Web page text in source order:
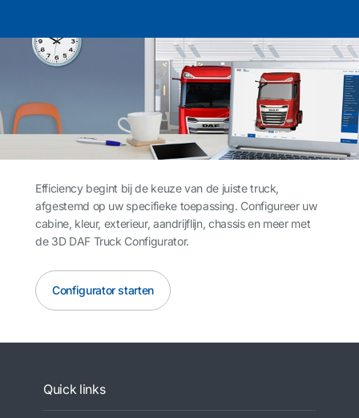
Efficiency begint bij de keuze van de juiste truck,
afgestemd op uw specifieke toepassing. Configureer uw
cabine, kleur, exterieur, aandrijflijn, chassis en meer met
de 3D DAF Truck Configurator.
Configurator starten
Quick links